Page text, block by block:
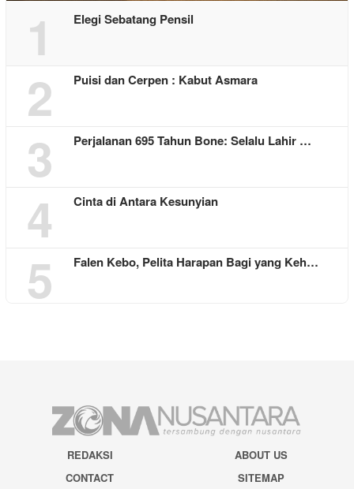
1 Elegi Sebatang Pensil
2 Puisi dan Cerpen : Kabut Asmara
3 Perjalanan 695 Tahun Bone: Selalu Lahir …
4 Cinta di Antara Kesunyian
5 Falen Kebo, Pelita Harapan Bagi yang Keh…
REDAKSI
ABOUT US
CONTACT
SITEMAP